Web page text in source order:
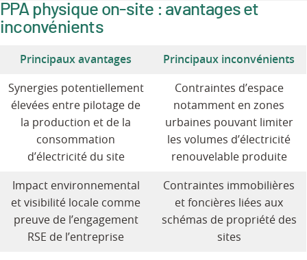
PPA physique on-site : avantages et
inconvénients
Principaux avantages Principaux inconvénients
Synergies potentiellement
élevées entre pilotage de
la production et de la
consommation
d’électricité du site
Contraintes d’espace
notamment en zones
urbaines pouvant limiter
les volumes d’électricité
renouvelable produite
Impact environnemental
et visibilité locale comme
preuve de l’engagement
RSE de l’entreprise
Contraintes immobilières
et foncières liées aux
schémas de propriété des
sites